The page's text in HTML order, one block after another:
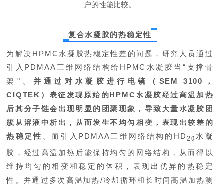
户的性能比较。
复合水凝胶的热稳定性
为解决HPMC水凝胶热稳定性差的问题，研究人员通过
引入PDMAA三维网络结构给HPMC水凝胶当“支撑骨
架"。 并通过对水凝胶进行电镜（SEM 3100，
CIQTEK）表征发现原始的HPMC水凝胶经过高温加热
后其分子链会出现明显的团聚现象，导致大量水凝胶团
簇从溶液中析出，从而发生不均匀相变，表现出较差的
热稳定性 。而引入PDMAA三维网络结构的HD 20 水凝
胶，经过高温加热后能保持均匀的网络结构，从而得以
维持均匀的相变和稳定的体积，表现出优异的热稳定
性。并通过多次高温加热/冷却循环和长时间高温加热测